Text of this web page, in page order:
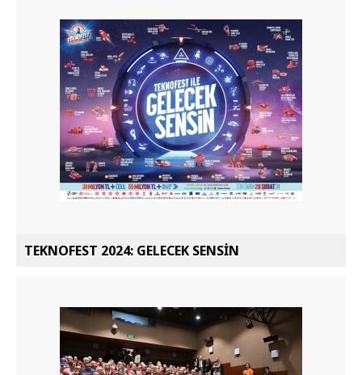
TEKNOFEST 2024: GELECEK SENSİN